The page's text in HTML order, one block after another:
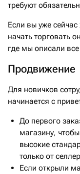
требуют
Если вы уже
начать торговать
где мы описали
Продвижение
Для новичков
начинается с
До первого
магазину,
высокие
только от
Если открыли